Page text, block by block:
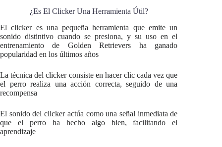
¿Es El Clicker Una Herramienta Útil?
El clicker es una pequeña herramienta que emite un
sonido distintivo cuando se presiona, y su uso en el
entrenamiento de Golden Retrievers ha ganado
popularidad en los últimos años
La técnica del clicker consiste en hacer clic cada vez que
el perro realiza una acción correcta, seguido de una
recompensa
El sonido del clicker actúa como una señal inmediata de
que el perro ha hecho algo bien, facilitando el
aprendizaje